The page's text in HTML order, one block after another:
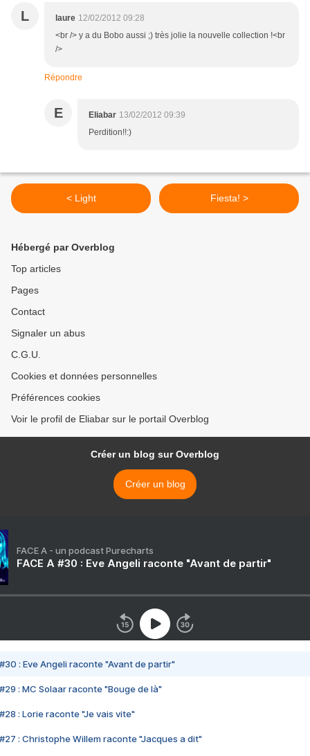
L laure 12/02/2012 09:28
<br /> y a du Bobo aussi ;) très jolie la nouvelle collection !<br
/>
Répondre
E Eliabar 13/02/2012 09:39
Perdition!!:)
< Light Fiesta! >
Hébergé par Overblog
Top articles
Pages
Contact
Signaler un abus
C.G.U.
Cookies et données personnelles
Préférences cookies
Voir le profil de Eliabar sur le portail Overblog
Créer un blog sur Overblog
Créer un blog
FACE A - un podcast Purecharts
FACE A #30 : Eve Angeli raconte "Avant de partir"
#30 : Eve Angeli raconte "Avant de partir"
#29 : MC Solaar raconte "Bouge de là"
#28 : Lorie raconte "Je vais vite"
#27 : Christophe Willem raconte "Jacques a dit"